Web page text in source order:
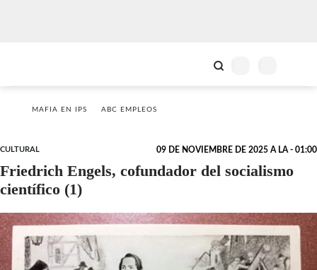
MAFIA EN IPS ABC EMPLEOS
CULTURAL 09 DE NOVIEMBRE DE 2025 A LA - 01:00
Friedrich Engels, cofundador del socialismo
científico (1)